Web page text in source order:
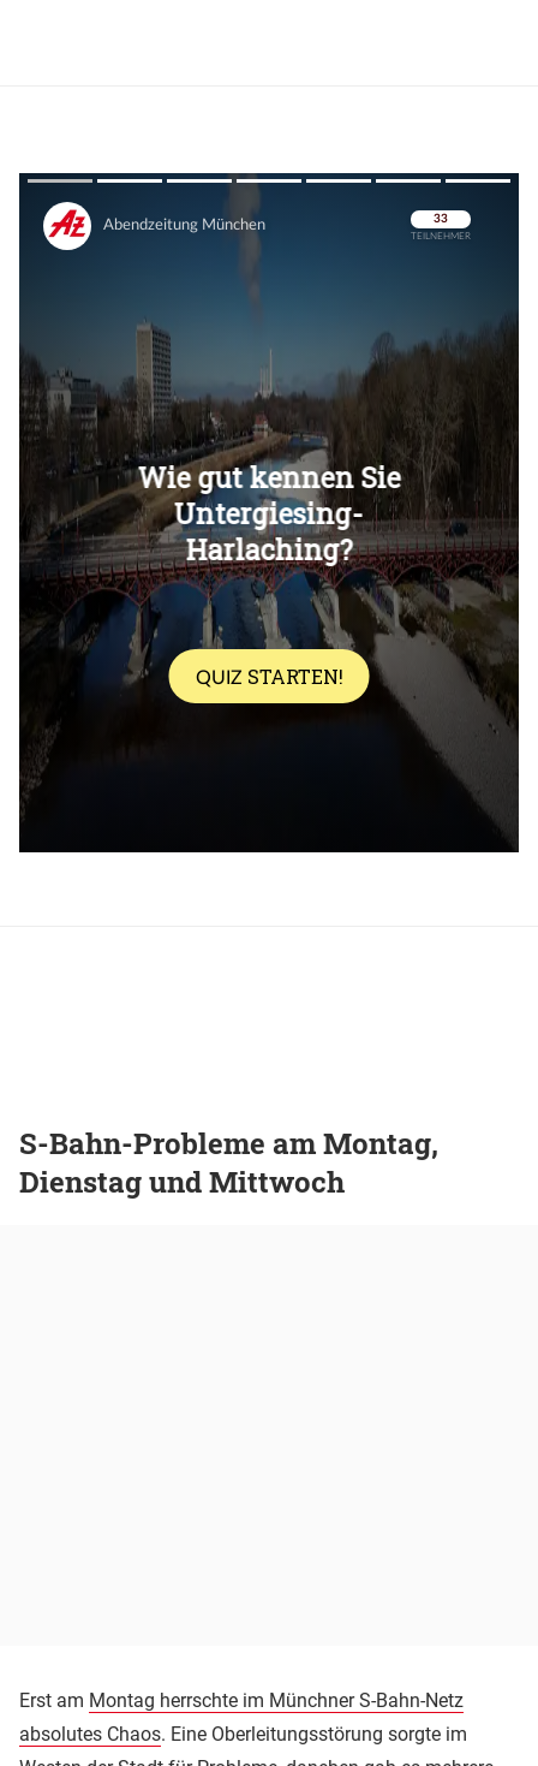
Überspringen
Überspringen
S-Bahn-Probleme am Montag,
Dienstag und Mittwoch
Erst am Montag herrschte im Münchner S-Bahn-Netz
absolutes Chaos. Eine Oberleitungsstörung sorgte im